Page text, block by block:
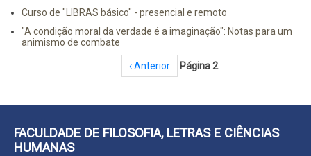
Curso de "LIBRAS básico" - presencial e remoto
"A condição moral da verdade é a imaginação": Notas para um
animismo de combate
Página anterior
‹ Anterior Página 2
FACULDADE DE FILOSOFIA, LETRAS E CIÊNCIAS
HUMANAS